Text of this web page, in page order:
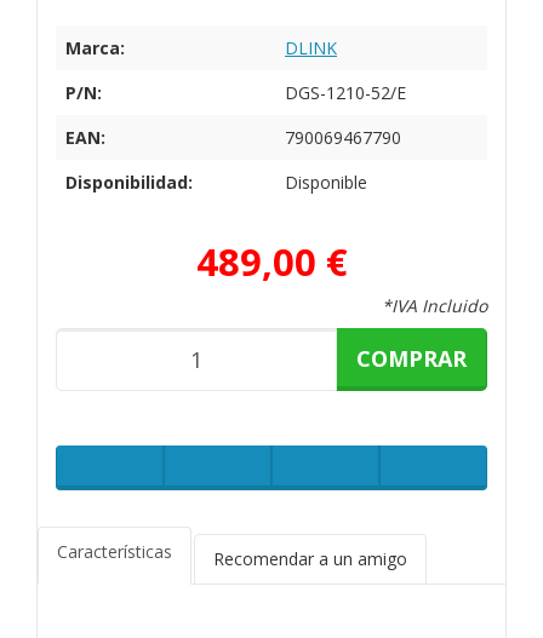
Marca:
DLINK
P/N:
DGS-1210-52/E
EAN:
790069467790
Disponibilidad:
Disponible
489,00 €
*IVA Incluido
COMPRAR
Características Recomendar a un amigo